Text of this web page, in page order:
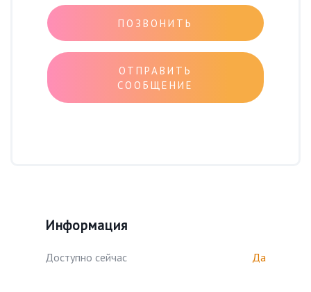
ПОЗВОНИТЬ
ОТПРАВИТЬ
СООБЩЕНИЕ
Информация
Доступно сейчас Да